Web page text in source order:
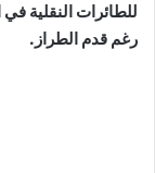
للطائرات النقلية
رغم قدم الطراز.